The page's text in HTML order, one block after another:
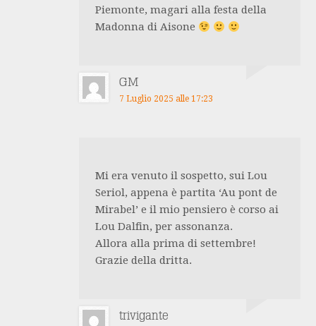
Piemonte, magari alla festa della
Madonna di Aisone
GM
7 Luglio 2025 alle 17:23
Mi era venuto il sospetto, sui Lou
Seriol, appena è partita ‘Au pont de
Mirabel’ e il mio pensiero è corso ai
Lou Dalfin, per assonanza.
Allora alla prima di settembre!
Grazie della dritta.
trivigante